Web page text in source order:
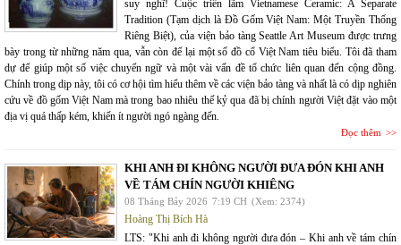
suy nghĩ! Cuộc triển lãm Vietnamese Ceramic: A Separate
Tradition (Tạm dịch là Đồ Gốm Việt Nam: Một Truyền Thống
Riêng Biệt), của viện bảo tàng Seattle Art Museum được trưng
bày trong từ những năm qua, vẫn còn để lại một số đồ cổ Việt Nam tiêu biểu. Tôi đã tham
dự để giúp một số việc chuyển ngữ và một vài vấn đề tổ chức liên quan đến cộng đồng.
Chính trong dịp này, tôi có cơ hội tìm hiểu thêm về các viện bảo tàng và nhất là có dịp nghiên
cứu về đồ gốm Việt Nam mà trong bao nhiêu thế kỷ qua đã bị chính người Việt đặt vào một
địa vị quá thấp kém, khiến ít người ngó ngàng đến.
Đọc thêm
KHI ANH ĐI KHÔNG NGƯỜI ĐƯA ĐÓN KHI ANH
VỀ TÁM CHÍN NGƯỜI KHIÊNG
08 Tháng Bảy 2026 7:19 CH (Xem: 2374)
Hoàng Thị Bích Hà
LTS: "Khi anh đi không người đưa đón – Khi anh về tám chín